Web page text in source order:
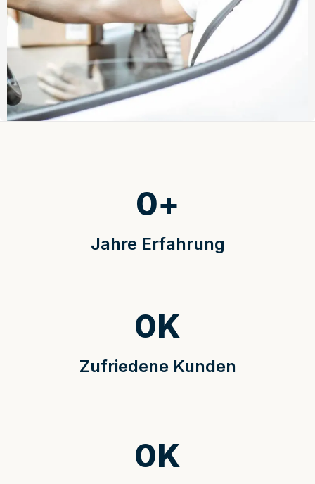
Jahre Erfahrung
0+
Zufriedene Kunden
0K
0K